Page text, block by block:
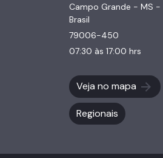
Campo Grande - MS -
Brasil
79006-450
07:30 às 17:00 hrs
Veja no mapa
Regionais